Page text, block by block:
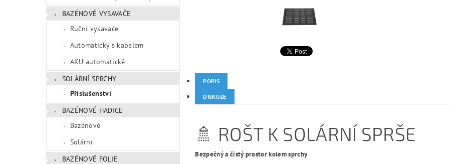
BAZÉNOVÉ VYSAVAČE
Ruční vysavače
Automatický s kabelem
AKU automatické
SOLÁRNÍ SPRCHY
Příslušenství
BAZÉNOVÉ HADICE
Bazénové
Solární
BAZÉNOVÉ FOLIE
POPIS
DISKUZE
🚿 ROŠT K SOLÁRNÍ SPRŠE
Bezpečný a čistý prostor kolem sprchy